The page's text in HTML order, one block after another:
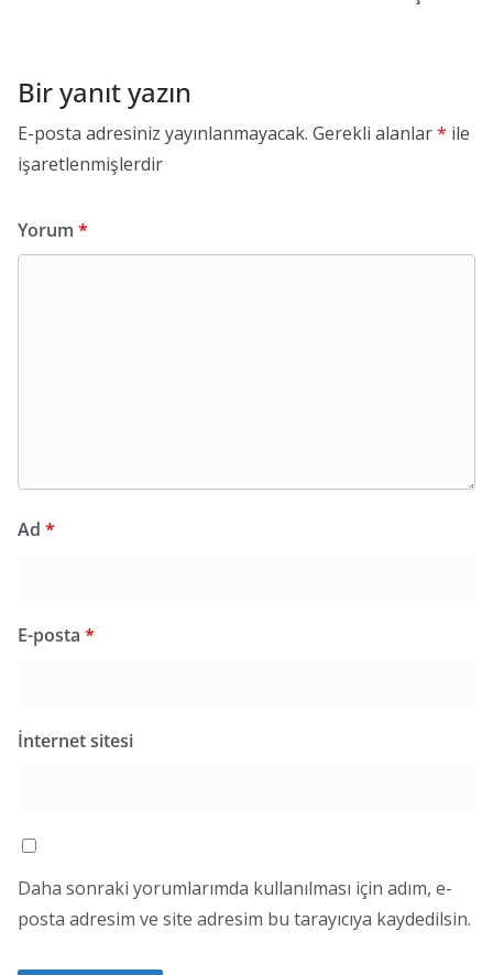
Bir yanıt yazın
E-posta adresiniz yayınlanmayacak. Gerekli alanlar* ile
işaretlenmişlerdir
Yorum *
Ad *
E-posta *
İnternet sitesi
Daha sonraki yorumlarımda kullanılması için adım, e-
posta adresim ve site adresim bu tarayıcıya kaydedilsin.